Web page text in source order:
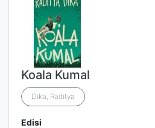
Koala Kumal
Dika, Raditya
Edisi